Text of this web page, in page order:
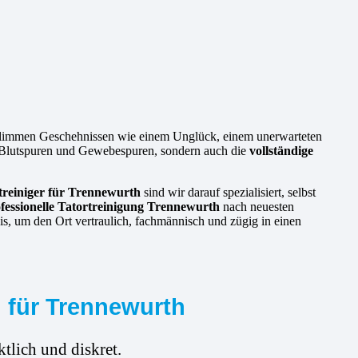
Geschehnissen wie einem Unglück, einem unerwarteten
und Gewebespuren, sondern auch die vollständige
für Trennewurth sind wir darauf spezialisiert, selbst
Tatortreinigung Trennewurth nach neuesten
um den Ort vertraulich, fachmännisch und zügig in einen
für Trennewurth
und diskret.